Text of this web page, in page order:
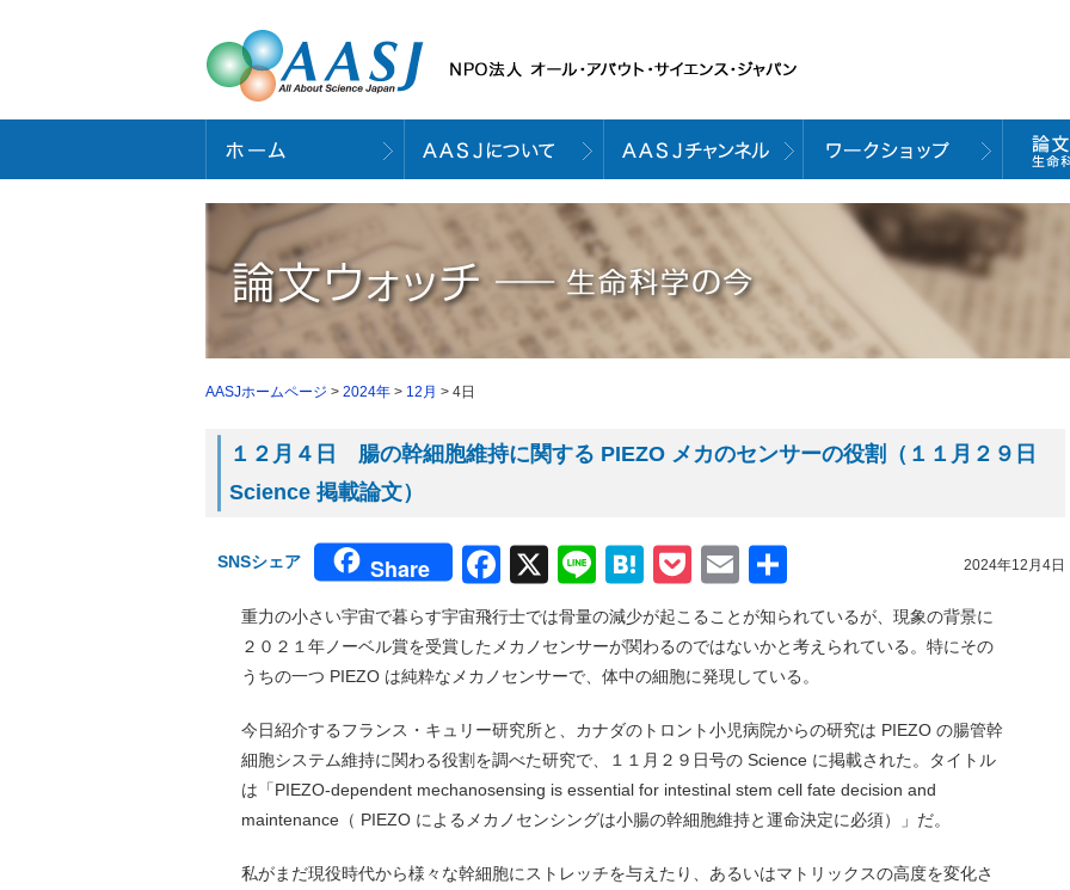
AASJホームページ > 2024年 > 12月 > 4日
１２月４日 腸の幹細胞維持に関する PIEZO メカのセンサーの役割（１１月２９日
Science 掲載論文）
2024年12月4日
SNSシェア Share Facebook
X LineHatena
Pocket
Email
有
重力の小さい宇宙で暮らす宇宙飛行士では骨量の減少が起こることが知られているが、現象の背景に
２０２１年ノーベル賞を受賞したメカノセンサーが関わるのではないかと考えられている。特にその
うちの一つ PIEZO は純粋なメカノセンサーで、体中の細胞に発現している。
今日紹介するフランス・キュリー研究所と、カナダのトロント小児病院からの研究は PIEZO の腸管幹
細胞システム維持に関わる役割を調べた研究で、１１月２９日号の Science に掲載された。タイトル
は「PIEZO-dependent mechanosensing is essential for intestinal stem cell fate decision and
maintenance（ PIEZO によるメカノセンシングは小腸の幹細胞維持と運命決定に必須）」だ。
私がまだ現役時代から様々な幹細胞にストレッチを与えたり、あるいはマトリックスの高度を変化さ